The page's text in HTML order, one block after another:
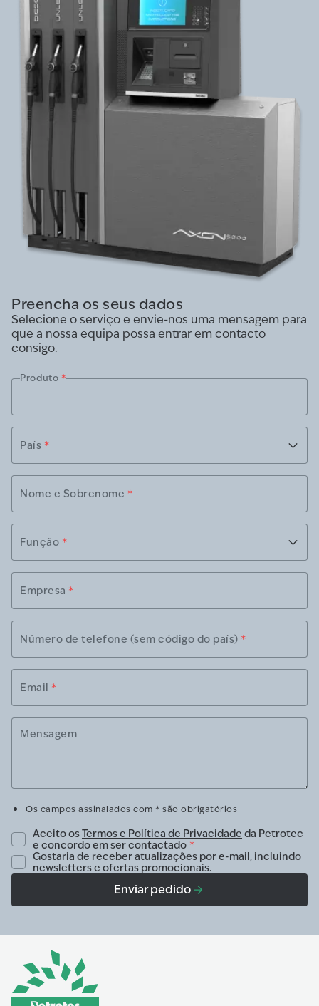
Preencha os seus dados
Selecione o serviço e envie-nos uma mensagem para
que a nossa equipa possa entrar em contacto
consigo.
Produto *
País *
Nome e Sobrenome *
Função *
Empresa *
Número de telefone (sem código do país) *
Email *
Mensagem
Os campos assinalados com * são obrigatórios
Aceito osTermos e Política de Privacidade da Petrotec
e concordo em ser contactado *
Gostaria de receber atualizações por e-mail, incluindo
newsletters e ofertas promocionais.
Enviar pedido